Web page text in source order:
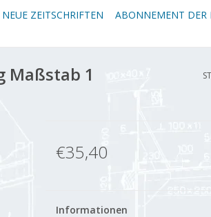
NEUE ZEITSCHRIFTEN ABONNEMENT DER
Maßstab 1
€35,40
Informationen